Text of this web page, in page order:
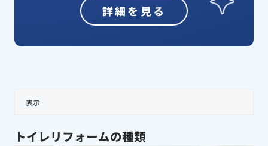
詳細を見る
表示
トイレリフォームの種類